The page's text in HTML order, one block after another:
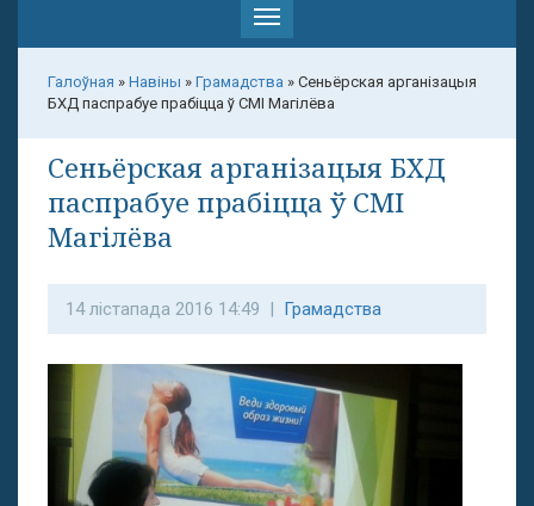
Паказаць
меню
Галоўная » Навіны » Грамадства » Сеньёрская арганізацыя
БХД паспрабуе прабіцца ў СМІ Магілёва
Сеньёрская арганізацыя БХД
паспрабуе прабіцца ў СМІ
Магілёва
14 лістапада 2016 14:49 | Грамадства